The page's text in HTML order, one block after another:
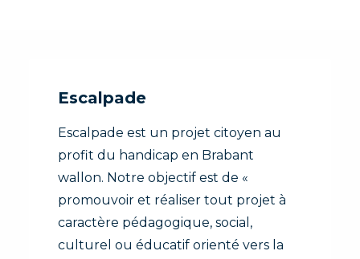
Escalpade
Escalpade est un projet citoyen au
profit du handicap en Brabant
wallon. Notre objectif est de «
promouvoir et réaliser tout projet à
caractère pédagogique, social,
culturel ou éducatif orienté vers la